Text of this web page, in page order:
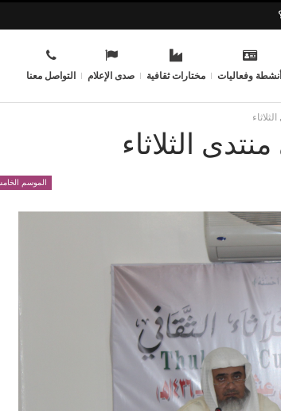
أنشطة وفعاليات مختارات ثقافية صدى الإعلام التواصل معنا
الثلاثاء
الموسم